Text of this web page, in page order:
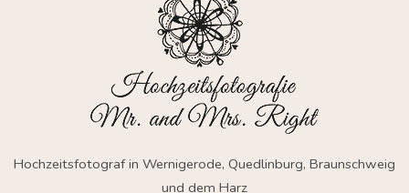
Hochzeitsfotograf in Wernigerode, Quedlinburg, Braunschweig
und dem Harz